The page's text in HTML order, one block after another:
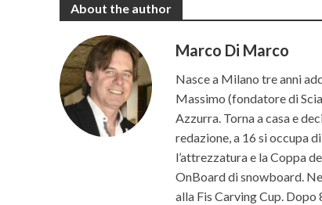
About the author
Marco Di Marco
Nasce a Milano tre anni
Massimo (fondatore di
Azzurra. Torna a casa e
redazione, a 16 si occupa
l’attrezzatura e la Coppa
OnBoard di snowboard.
alla Fis Carving Cup.